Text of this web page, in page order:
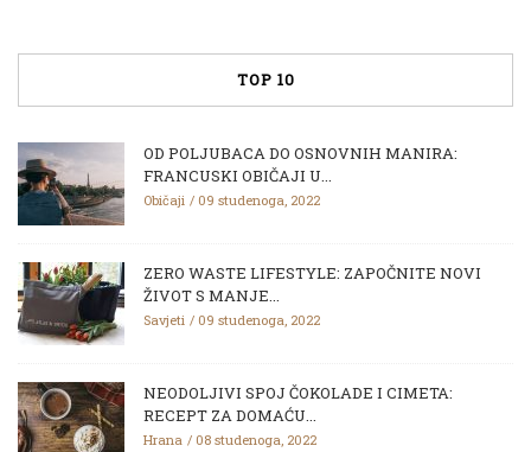
TOP 10
OD POLJUBACA DO OSNOVNIH MANIRA:
FRANCUSKI OBIČAJI U...
Običaji 09 studenoga, 2022
ZERO WASTE LIFESTYLE: ZAPOČNITE NOVI
ŽIVOT S MANJE...
Savjeti 09 studenoga, 2022
NEODOLJIVI SPOJ ČOKOLADE I CIMETA:
RECEPT ZA DOMAĆU...
Hrana 08 studenoga, 2022